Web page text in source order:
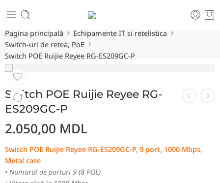
Pagina principală
Echipamente IT si retelistica
Switch-uri de retea, PoE
Switch POE Ruijie Reyee RG-ES209GC-P
Switch POE Ruijie Reyee RG-
ES209GC-P
2.050,00 MDL
Switch POE Ruijie Reyee RG-ES209GC-P, 9 port, 1000 Mbps,
Metal case
• Numarul de porturi 9 (8 POE)